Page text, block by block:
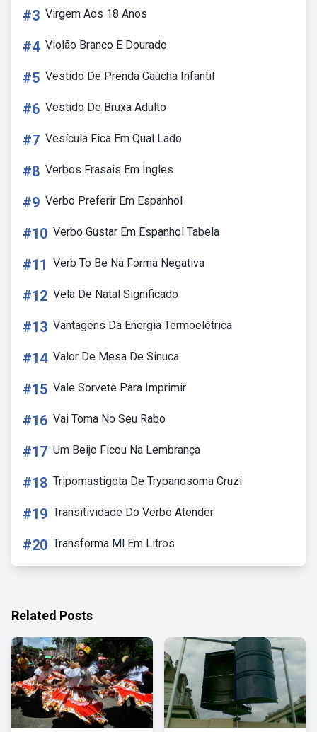
#3 Virgem Aos 18 Anos
#4 Violão Branco E Dourado
#5 Vestido De Prenda Gaúcha Infantil
#6 Vestido De Bruxa Adulto
#7 Vesícula Fica Em Qual Lado
#8 Verbos Frasais Em Ingles
#9 Verbo Preferir Em Espanhol
#10 Verbo Gustar Em Espanhol Tabela
#11 Verb To Be Na Forma Negativa
#12 Vela De Natal Significado
#13 Vantagens Da Energia Termoelétrica
#14 Valor De Mesa De Sinuca
#15 Vale Sorvete Para Imprimir
#16 Vai Toma No Seu Rabo
#17 Um Beijo Ficou Na Lembrança
#18 Tripomastigota De Trypanosoma Cruzi
#19 Transitividade Do Verbo Atender
#20 Transforma Ml Em Litros
Related Posts